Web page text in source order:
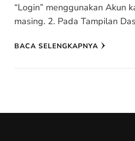
“Login” menggunakan Akun
masing. 2. Pada Tampilan
BACA SELENGKAPNYA